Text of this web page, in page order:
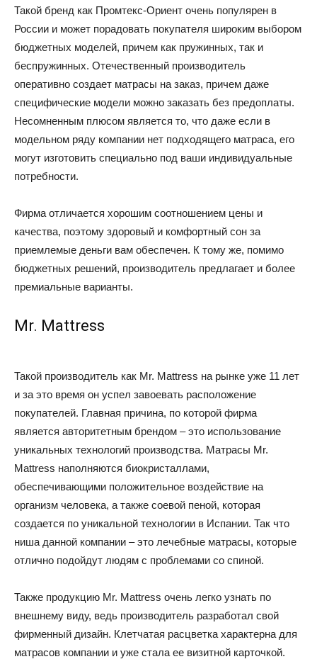
Такой бренд как Промтекс-Ориент очень популярен в
России и может порадовать покупателя широким выбором
бюджетных моделей, причем как пружинных, так и
беспружинных. Отечественный производитель
оперативно создает матрасы на заказ, причем даже
специфические модели можно заказать без предоплаты.
Несомненным плюсом является то, что даже если в
модельном ряду компании нет подходящего матраса, его
могут изготовить специально под ваши индивидуальные
потребности.
Фирма отличается хорошим соотношением цены и
качества, поэтому здоровый и комфортный сон за
приемлемые деньги вам обеспечен. К тому же, помимо
бюджетных решений, производитель предлагает и более
премиальные варианты.
Mr. Mattress
Такой производитель как Mr. Mattress на рынке уже 11 лет
и за это время он успел завоевать расположение
покупателей. Главная причина, по которой фирма
является авторитетным брендом – это использование
уникальных технологий производства. Матрасы Mr.
Mattress наполняются биокристаллами,
обеспечивающими положительное воздействие на
организм человека, а также соевой пеной, которая
создается по уникальной технологии в Испании. Так что
ниша данной компании – это лечебные матрасы, которые
отлично подойдут людям с проблемами со спиной.
Также продукцию Mr. Mattress очень легко узнать по
внешнему виду, ведь производитель разработал свой
фирменный дизайн. Клетчатая расцветка характерна для
матрасов компании и уже стала ее визитной карточкой.